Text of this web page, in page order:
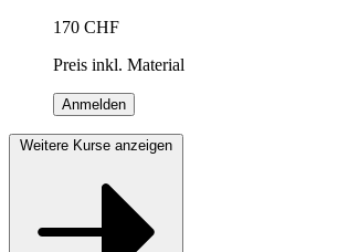
170 CHF
Preis inkl. Material
Anmelden
Weitere Kurse anzeigen